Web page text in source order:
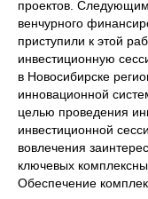
проектов.
венчурного
приступили к этой
инвестиционную
в Новосибирске
инновационной
целью проведения
инвестиционной
вовлечения
ключевых
Обеспечение